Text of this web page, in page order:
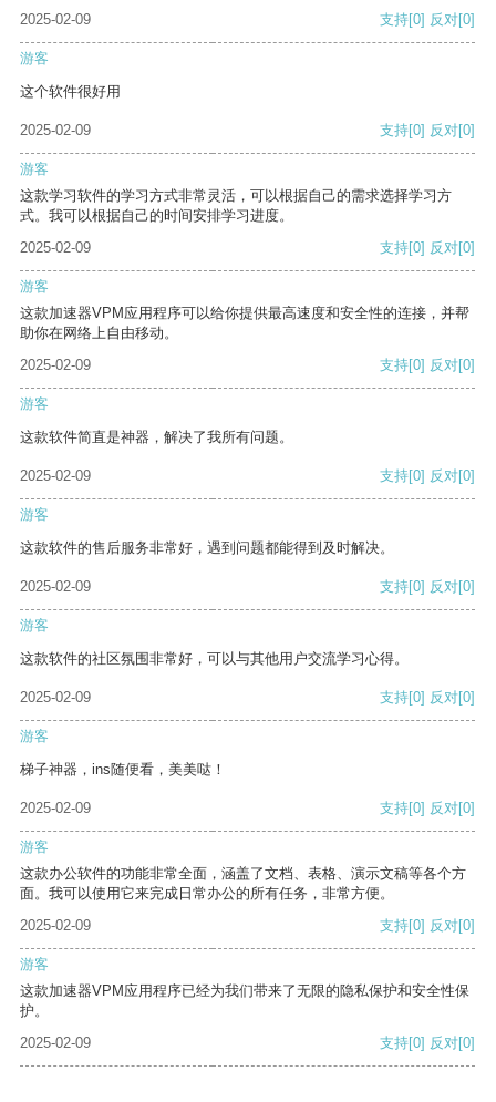
2025-02-09 支持[0] 反对[0]
游客
这个软件很好用
2025-02-09 支持[0] 反对[0]
游客
这款学习软件的学习方式非常灵活，可以根据自己的需求选择学习方
式。我可以根据自己的时间安排学习进度。
2025-02-09
支持[0] 反对[0]
游客
这款加速器VPM应用程序可以给你提供最高速度和安全性的连接，并帮
助你在网络上自由移动。
2025-02-09
支持[0] 反对[0]
游客
这款软件简直是神器，解决了我所有问题。
2025-02-09 支持[0] 反对[0]
游客
这款软件的售后服务非常好，遇到问题都能得到及时解决。
2025-02-09 支持[0] 反对[0]
游客
这款软件的社区氛围非常好，可以与其他用户交流学习心得。
2025-02-09 支持[0] 反对[0]
游客
梯子神器，ins随便看，美美哒！
2025-02-09 支持[0] 反对[0]
游客
这款办公软件的功能非常全面，涵盖了文档、表格、演示文稿等各个方
面。我可以使用它来完成日常办公的所有任务，非常方便。
2025-02-09
支持[0] 反对[0]
游客
这款加速器VPM应用程序已经为我们带来了无限的隐私保护和安全性保
护。
2025-02-09
支持[0] 反对[0]